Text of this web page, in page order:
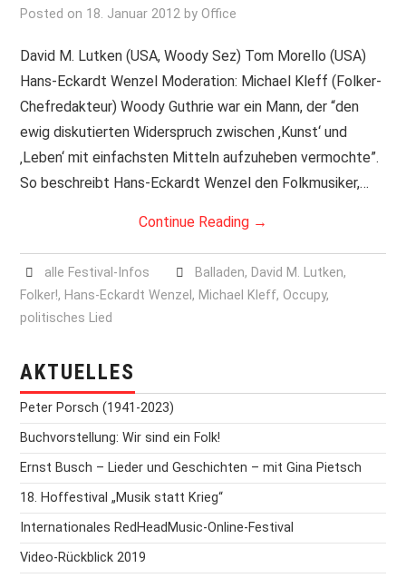
Posted on 18. Januar 2012 byOffice
David M. Lutken (USA, Woody Sez) Tom Morello (USA)
Hans-Eckardt Wenzel Moderation: Michael Kleff (Folker-
Chefredakteur) Woody Guthrie war ein Mann, der “den
ewig diskutierten Widerspruch zwischen ‚Kunst‘ und
‚Leben‘ mit einfachsten Mitteln aufzuheben vermochte”.
So beschreibt Hans-Eckardt Wenzel den Folkmusiker,…
Continue Reading →
alle Festival-Infos Balladen, David M. Lutken,
Folker!, Hans-Eckardt Wenzel, Michael Kleff,Occupy,
politisches Lied
AKTUELLES
Peter Porsch (1941-2023)
Buchvorstellung: Wir sind ein Folk!
Ernst Busch – Lieder und Geschichten – mit Gina Pietsch
18. Hoffestival „Musik statt Krieg“
Internationales RedHeadMusic-Online-Festival
Video-Rückblick 2019